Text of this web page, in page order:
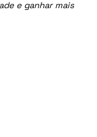
e ganhar mais